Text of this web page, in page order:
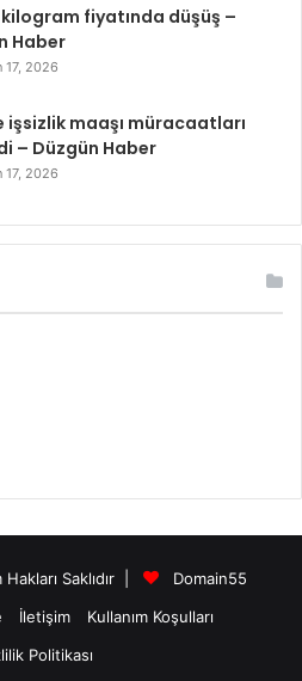
kilogram fiyatında düşüş –
Haber
17, 2026
işsizlik maaşı müracaatları
– Düzgün Haber
17, 2026
Saklıdır |
Domain55
İletişim
Kullanım Koşulları
Politikası